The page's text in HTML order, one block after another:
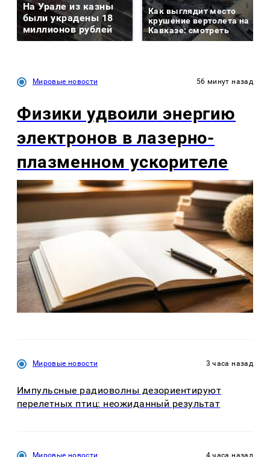
На Урале из казны
были украдены 18
миллионов рублей
Как выглядит место
крушение вертолета на
Кавказе: смотреть
Мировые новости 56 минут назад
Физики удвоили энергию
электронов в лазерно-
плазменном ускорителе
Мировые новости 3 часа назад
Импульсные радиоволны дезориентируют
перелетных птиц: неожиданный результат
Мировые новости 4 часа назад